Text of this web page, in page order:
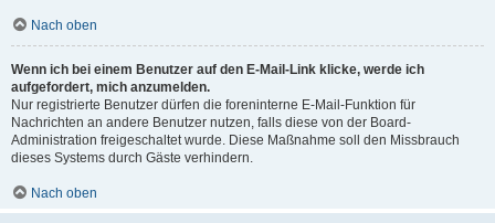
Nach oben
Wenn ich bei einem Benutzer auf den E-Mail-Link klicke, werde ich
aufgefordert, mich anzumelden.
Nur registrierte Benutzer dürfen die foreninterne E-Mail-Funktion für
Nachrichten an andere Benutzer nutzen, falls diese von der Board-
Administration freigeschaltet wurde. Diese Maßnahme soll den Missbrauch
dieses Systems durch Gäste verhindern.
Nach oben